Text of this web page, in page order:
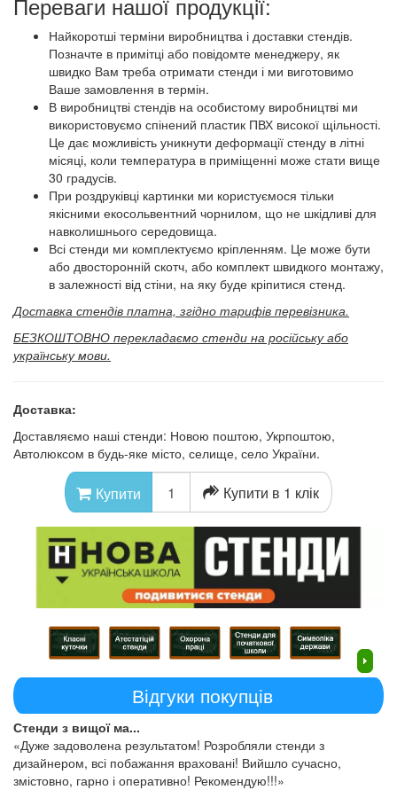
Найкоротші терміни виробництва і доставки стендів.
Позначте в примітці або повідомте менеджеру, як
швидко Вам треба отримати стенди і ми виготовимо
Ваше замовлення в термін.
В виробництві стендів на особистому виробництві ми
використовуємо спінений пластик ПВХ високої щільності.
Це дає можливість уникнути деформації стенду в літні
місяці, коли температура в приміщенні може стати вище
30 градусів.
При роздруківці картинки ми користуємося тільки
якісними екосольвентний чорнилом, що не шкідливі для
навколишнього середовища.
Всі стенди ми комплектуємо кріпленням. Це може бути
або двосторонній скотч, або комплект швидкого монтажу,
в залежності від стіни, на яку буде кріпитися стенд.
Доставка стендів платна, згідно тарифів перевізника.
БЕЗКОШТОВНО перекладаємо стенди на російську або
українську мови.
Доставка:
Доставляємо наші стенди: Новою поштою, Укрпоштою,
Автолюксом в будь-яке місто, селище, село України.
Купити Купити в 1 клік
Відгуки покупців
Стенди з вищої ма...
«Дуже задоволена результатом! Розробляли стенди з
дизайнером, всі побажання враховані! Вийшло сучасно,
змістовно, гарно і оперативно! Рекомендую!!!»